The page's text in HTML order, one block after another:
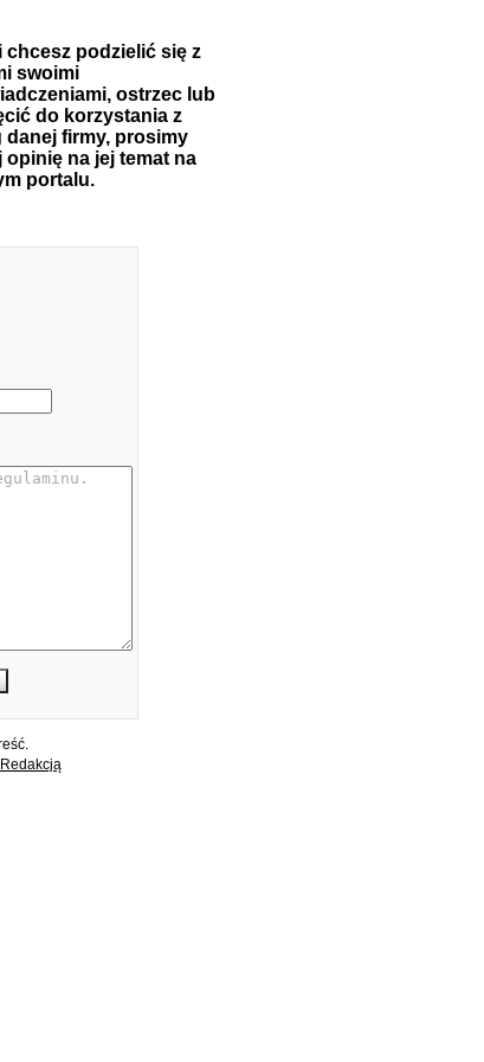
chcesz podzielić się z
swoimi
ostrzec lub
do korzystania z
danej firmy, prosimy
opinię na jej temat na
portalu.